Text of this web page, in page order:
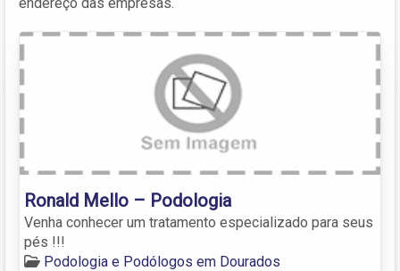
Ronald Mello – Podologia
Venha conhecer um tratamento especializado para seus
pés !!!
Podologia e Podólogos em Dourados